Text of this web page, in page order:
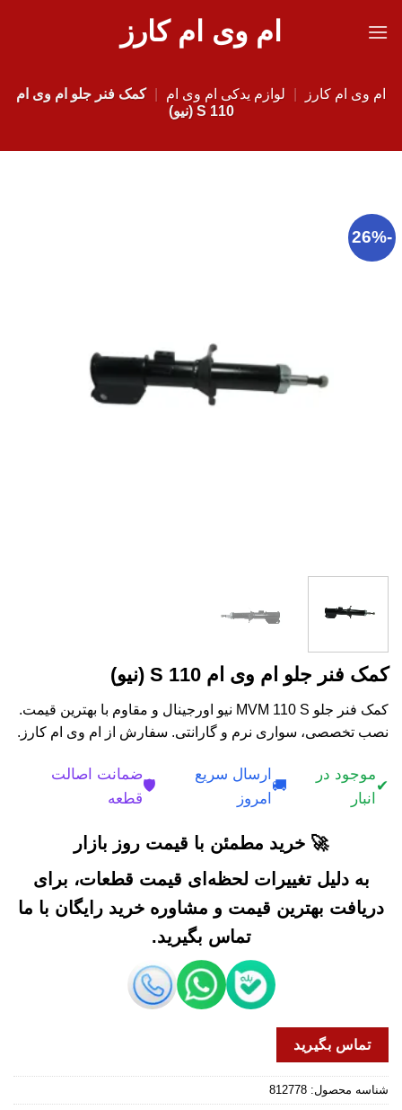
ام وی ام کارز
ام وی ام کارز لوازم یدکی ام وی ام
کمک فنر جلو ام وی ام
110 S (نیو)
-26%
کمک فنر جلو ام وی ام 110 S (نیو)
کمک فنر جلو MVM 110 S نیو اورجینال و مقاوم با بهترین قیمت.
نصب تخصصی، سواری نرم و گارانتی. سفارش از ام وی ام کارز.
✔
موجود در
انبار
🚚
ارسال سریع
امروز
🛡️
ضمانت اصالت
قطعه
🚀 خرید مطمئن با قیمت روز بازار
به دلیل تغییرات لحظه‌ای قیمت قطعات، برای
دریافت بهترین قیمت و مشاوره خرید رایگان با ما
تماس بگیرید.
تماس بگیرید
شناسه محصول: 812778